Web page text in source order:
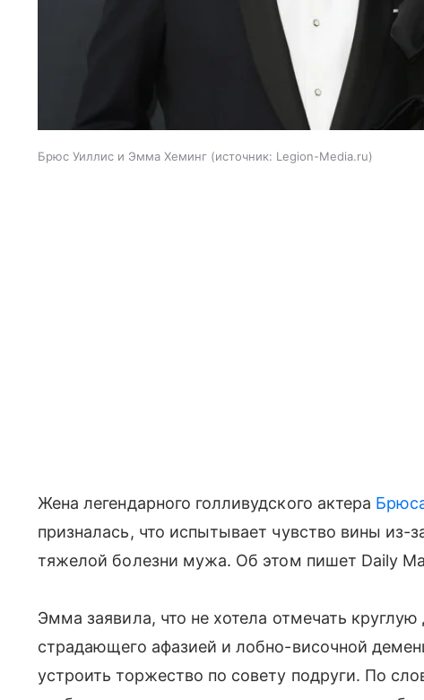
Брюс Уиллис и Эмма Хеминг источник: Legion-Media.ru
Жена легендарного голливудского актера
призналась, что испытывает чувство вины из-
тяжелой болезни мужа. Об этом пишет Daily
Эмма заявила, что не хотела отмечать
страдающего афазией и лобно-височной
устроить торжество по совету подруги. По